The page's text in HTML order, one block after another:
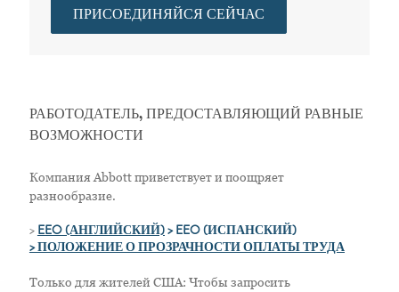
ПРИСОЕДИНЯЙСЯ СЕЙЧАС
РАБОТОДАТЕЛЬ, ПРЕДОСТАВЛЯЮЩИЙ РАВНЫЕ
ВОЗМОЖНОСТИ
Компания Abbott приветствует и поощряет
разнообразие.
> EEO (АНГЛИЙСКИЙ)> EEO (ИСПАНСКИЙ)
> ПОЛОЖЕНИЕ О ПРОЗРАЧНОСТИ ОПЛАТЫ ТРУДА
Только для жителей США: Чтобы запросить